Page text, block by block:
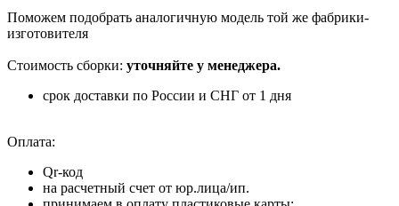
Поможем подобрать аналогичную модель той же фабрики-
изготовителя
Стоимость сборки: уточняйте у менеджера.
срок доставки по России и СНГ от 1 дня
Оплата:
Qr-код
на расчетный счет от юр.лица/ип.